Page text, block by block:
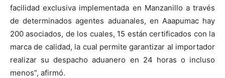
facilidad exclusiva implementada en Manzanillo a través
de determinados agentes aduanales, en Aaapumac hay
200 asociados, de los cuales, 15 están certificados con la
marca de calidad, la cual permite garantizar al importador
realizar su despacho aduanero en 24 horas o incluso
menos”, afirmó.